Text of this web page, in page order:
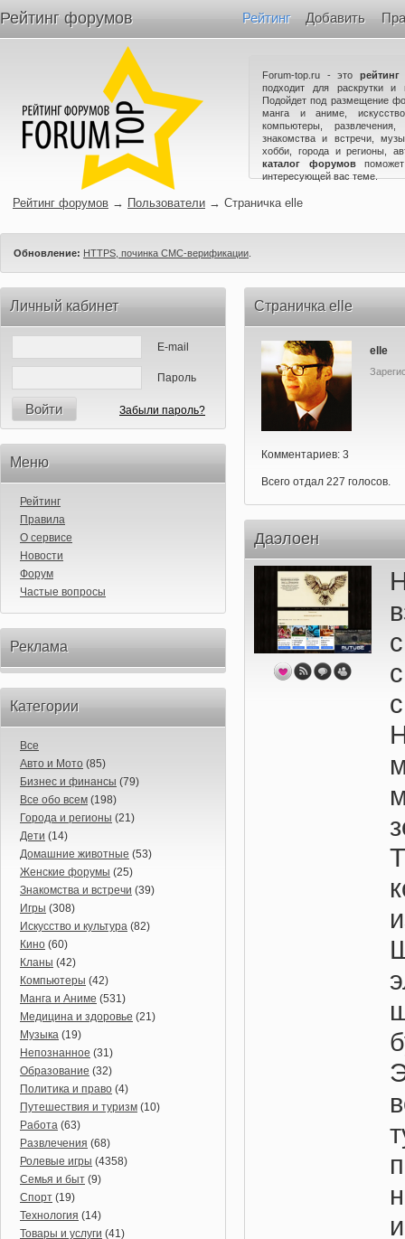
Рейтинг форумов Рейтинг Добавить
Forum-top.ru - это
подходит для раскрутки и
Подойдет под размещение
манга и аниме,
компьютеры,
знакомства и встречи,
хобби, города и регионы,
каталог форумов
интересующей вас теме.
Рейтинг форумов → Пользователи → Страничка elle
Обновление: HTTPS, починка СМС-верификации
Личный кабинет
E-mail
Пароль
Войти Забыли пароль?
Меню
Рейтинг
Правила
О сервисе
Новости
Форум
Частые вопросы
Реклама
Категории
Все
Авто и Мото (85)
Бизнес и финансы (79)
Все обо всем (198)
Города и регионы (21)
Дети (14)
Домашние животные (53)
Женские форумы (25)
Знакомства и встречи (39)
Игры (308)
Искусство и культура (82)
Кино (60)
Кланы (42)
Компьютеры (42)
Манга и Аниме (531)
Медицина и здоровье (21)
Музыка (19)
Непознанное (31)
Образование (32)
Политика и право (4)
Путешествия и туризм (10)
Работа (63)
Развлечения (68)
Ролевые игры (4358)
Семья и быт (9)
Спорт (19)
Технология (14)
Товары и услуги (41)
Страничка elle
elle
Комментариев: 3
Всего отдал 227 голосов.
Даэлоен